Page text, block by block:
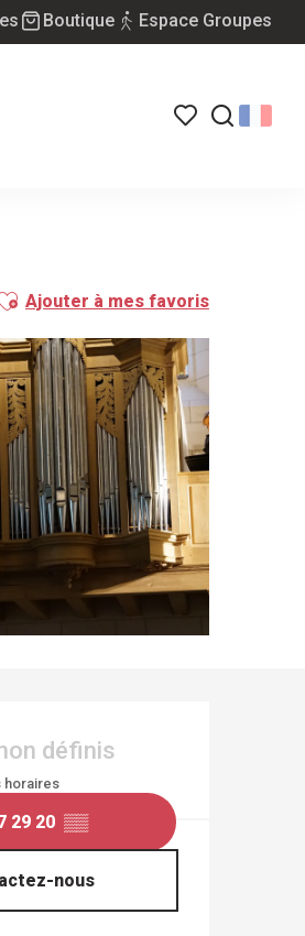
Boutique Espace Groupes
aux favoris
Ajouter à mes favoris
ET
définis
horaires
29 20 ▒▒
nous